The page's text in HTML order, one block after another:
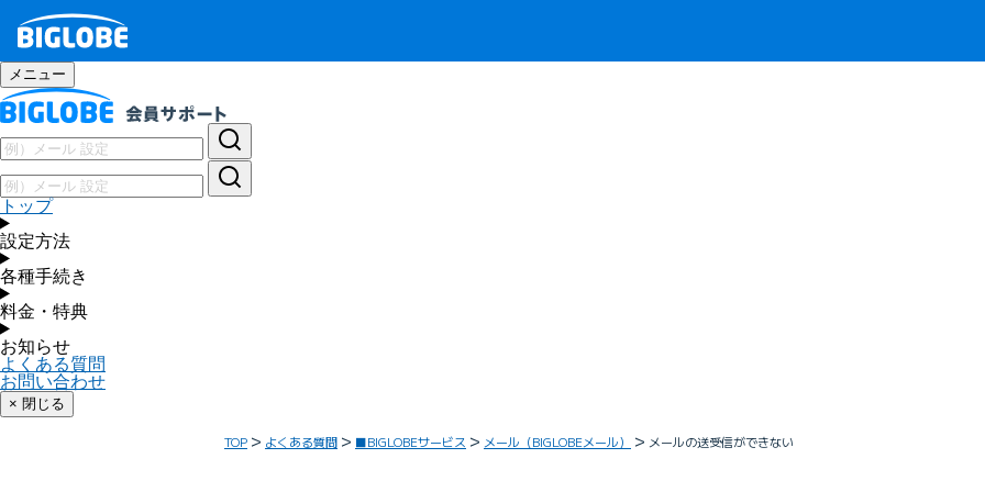
メニュー
トップ
設定方法
各種手続き
料金・特典
お知らせ
よくある質問
お問い合わせ
× 閉じる
TOP よくある質問 ■BIGLOBEサービス メール（BIGLOBEメール） メールの送受信ができない